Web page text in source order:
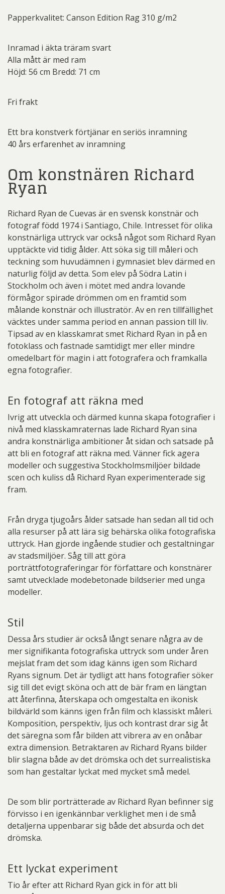
Papperkvalitet: Canson Edition Rag 310 g/m2
Inramad i äkta träram svart
Alla mått är med ram
Höjd: 56 cm Bredd: 71 cm
Fri frakt
Ett bra konstverk förtjänar en seriös inramning
40 års erfarenhet av inramning
Om konstnären Richard
Ryan
Richard Ryan de Cuevas är en svensk konstnär och
fotograf född 1974 i Santiago, Chile. Intresset för olika
konstnärliga uttryck var också något som Richard Ryan
upptäckte vid tidig ålder. Att söka sig till måleri och
teckning som huvudämnen i gymnasiet blev därmed en
naturlig följd av detta. Som elev på Södra Latin i
Stockholm och även i mötet med andra lovande
förmågor spirade drömmen om en framtid som
målande konstnär och illustratör. Av en ren tillfällighet
väcktes under samma period en annan passion till liv.
Tipsad av en klasskamrat smet Richard Ryan in på en
fotoklass och fastnade samtidigt mer eller mindre
omedelbart för magin i att fotografera och framkalla
egna fotografier.
En fotograf att räkna med
Ivrig att utveckla och därmed kunna skapa fotografier i
nivå med klasskamraternas lade Richard Ryan sina
andra konstnärliga ambitioner åt sidan och satsade på
att bli en fotograf att räkna med. Vänner fick agera
modeller och suggestiva Stockholmsmiljöer bildade
scen och kuliss då Richard Ryan experimenterade sig
fram.
Från dryga tjugoårs ålder satsade han sedan all tid och
alla resurser på att lära sig behärska olika fotografiska
uttryck. Han gjorde ingående studier och gestaltningar
av stadsmiljöer. Såg till att göra
porträttfotograferingar för författare och konstnärer
samt utvecklade modebetonade bildserier med unga
modeller.
Stil
Dessa års studier är också långt senare några av de
mer signifikanta fotografiska uttryck som under åren
mejslat fram det som idag känns igen som Richard
Ryans signum. Det är tydligt att hans fotografier söker
sig till det evigt sköna och att de bär fram en längtan
att återfinna, återskapa och omgestalta en ikonisk
bildvärld som känns igen från film och klassiskt måleri.
Komposition, perspektiv, ljus och kontrast drar sig åt
det säregna som får bilden att vibrera av en onåbar
extra dimension. Betraktaren av Richard Ryans bilder
blir slagna både av det drömska och det surrealistiska
som han gestaltar lyckat med mycket små medel.
De som blir porträtterade av Richard Ryan befinner sig
förvisso i en igenkännbar verklighet men i de små
detaljerna uppenbarar sig både det absurda och det
drömska.
Ett lyckat experiment
Tio år efter att Richard Ryan gick in för att bli